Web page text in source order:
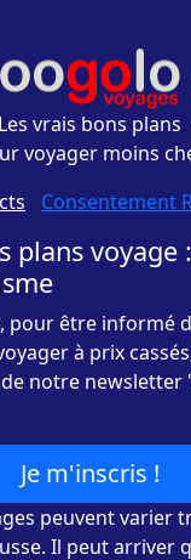
Les vrais bons plans
voyager moins
- Consentement
plans voyage
pour être informé
à prix
notre newsletter
Je m'inscris !
peuvent varier
Il peut arriver